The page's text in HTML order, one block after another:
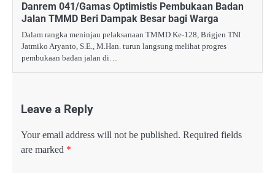
Danrem 041/Gamas Optimistis Pembukaan Badan
Jalan TMMD Beri Dampak Besar bagi Warga
Dalam rangka meninjau pelaksanaan TMMD Ke-128, Brigjen TNI
Jatmiko Aryanto, S.E., M.Han. turun langsung melihat progres
pembukaan badan jalan di…
Leave a Reply
Your email address will not be published. Required fields
are marked *